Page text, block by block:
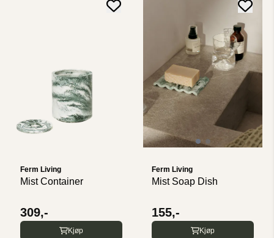
Ferm Living
Mist Container
309,-
Kjøp
Ferm Living
Mist Soap Dish
155,-
Kjøp